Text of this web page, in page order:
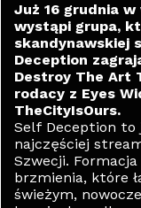
Już 16 grudnia
wystąpi grupa,
skandynawskiej
Deception
Destroy The Art
rodacy z Eyes
TheCityIsOurs.
Self Deception to
najczęściej
Szwecji.
brzmienia, które
świeżym,